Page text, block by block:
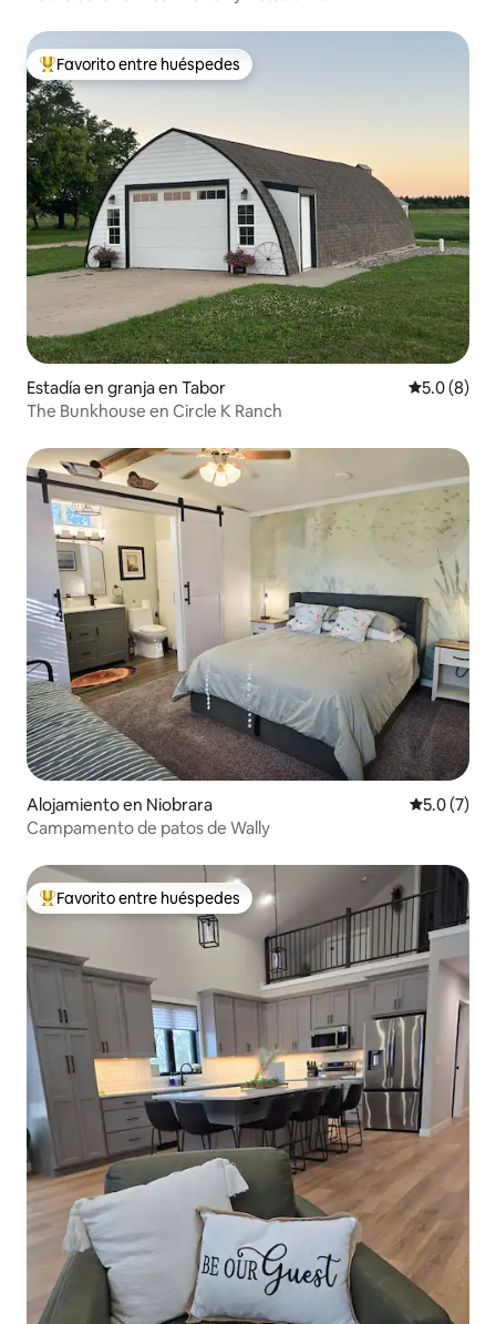
Favorito entre huéspedes preferido
Favorito entre huéspedes
Estadía en granja en Tabor
5.0 (8)
The Bunkhouse en Circle K Ranch
Alojamiento en Niobrara
5.0 (7)
Campamento de patos de Wally
Favorito entre huéspedes preferido
Favorito entre huéspedes